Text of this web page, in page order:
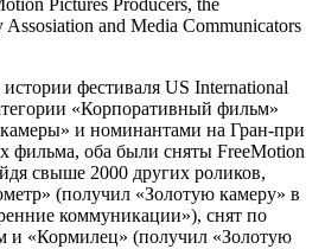
Pictures Producers, the
and Media Communicators
фестиваля US International
«Корпоративный фильм»
и номинантами на Гран-при
фильма, оба были сняты FreeMotion
свыше 2000 других роликов,
(получил «Золотую камеру» в
коммуникации»), снят по
и «Кормилец» (получил «Золотую